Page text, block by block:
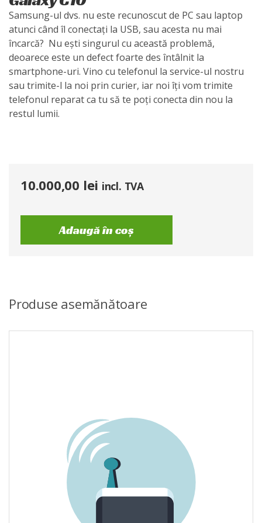
Samsung-ul dvs. nu este recunoscut de PC sau laptop
atunci când îl conectați la USB, sau acesta nu mai
încarcă? Nu ești singurul cu această problemă,
deoarece este un defect foarte des întâlnit la
smartphone-uri. Vino cu telefonul la service-ul nostru
sau trimite-l la noi prin curier, iar noi îți vom trimite
telefonul reparat ca tu să te poți conecta din nou la
restul lumii.
10.000,00 lei incl. TVA
Adaugă în coș
Produse asemănătoare